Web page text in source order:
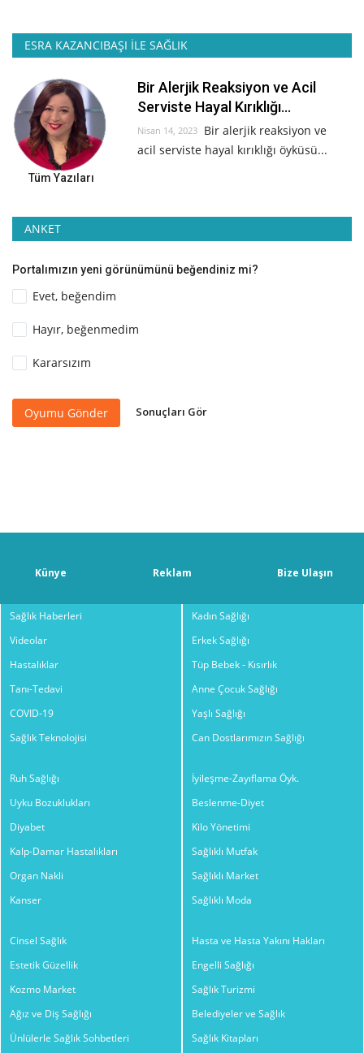
ESRA KAZANCIBAŞI İLE SAĞLIK
Bir Alerjik Reaksiyon ve Acil
Serviste Hayal Kırıklığı...
Nisan 14, 2023 Bir alerjik reaksiyon ve
acil serviste hayal kırıklığı öyküsü...
Tüm Yazıları
ANKET
Portalımızın yeni görünümünü beğendiniz mi?
Evet, beğendim
Hayır, beğenmedim
Kararsızım
Oyumu Gönder Sonuçları Gör
Künye Reklam Bize Ulaşın
Sağlık Haberleri
Videolar
Hastalıklar
Tanı-Tedavi
COVID-19
Sağlık Teknolojisi
Kadın Sağlığı
Erkek Sağlığı
Tüp Bebek - Kısırlık
Anne Çocuk Sağlığı
Yaşlı Sağlığı
Can Dostlarımızın Sağlığı
Ruh Sağlığı
Uyku Bozuklukları
Diyabet
Kalp-Damar Hastalıkları
Organ Nakli
Kanser
İyileşme-Zayıflama Öyk.
Beslenme-Diyet
Kilo Yönetimi
Sağlıklı Mutfak
Sağlıklı Market
Sağlıklı Moda
Cinsel Sağlık
Estetik Güzellik
Kozmo Market
Ağız ve Diş Sağlığı
Ünlülerle Sağlık Sohbetleri
Hasta ve Hasta Yakını Hakları
Engelli Sağlığı
Sağlık Turizmi
Belediyeler ve Sağlık
Sağlık Kitapları